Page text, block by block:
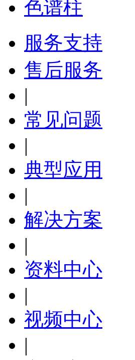
色谱柱
服务支持
售后服务
|
常见问题
|
典型应用
|
解决方案
|
资料中心
|
视频中心
|